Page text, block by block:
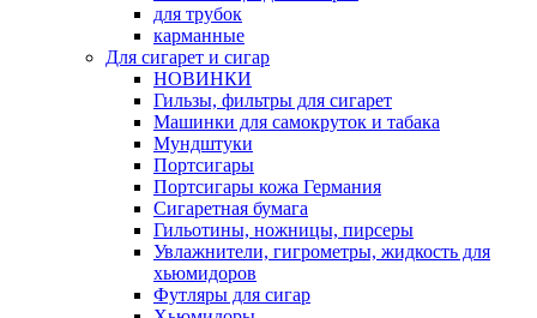
для трубок
карманные
Для сигарет и сигар
НОВИНКИ
Гильзы, фильтры для сигарет
Машинки для самокруток и табака
Мундштуки
Портсигары
Портсигары кожа Германия
Сигаретная бумага
Гильотины, ножницы, пирсеры
Увлажнители, гигрометры, жидкость для
хьюмидоров
Футляры для сигар